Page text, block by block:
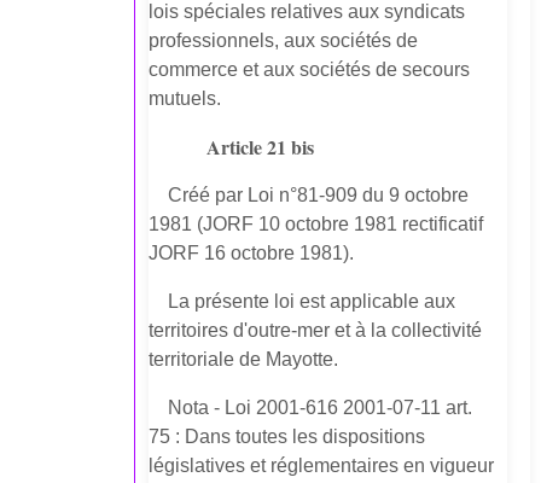
lois spéciales relatives aux syndicats
professionnels, aux sociétés de
commerce et aux sociétés de secours
mutuels.
Article 21 bis
Créé par Loi n°81-909 du 9 octobre
1981 (JORF 10 octobre 1981 rectificatif
JORF 16 octobre 1981).
La présente loi est applicable aux
territoires d'outre-mer et à la collectivité
territoriale de Mayotte.
Nota - Loi 2001-616 2001-07-11 art.
75 : Dans toutes les dispositions
législatives et réglementaires en vigueur